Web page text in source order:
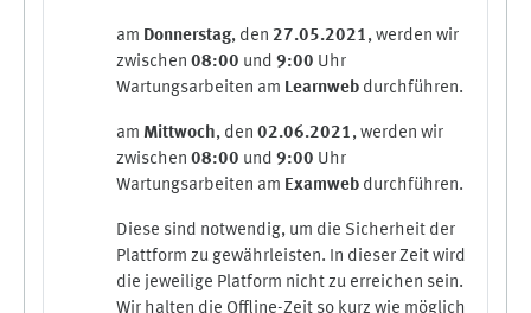
am Donnerstag, den 27.05.2021 , werden wir
zwischen 08:00 und 9:00 Uhr
Wartungsarbeiten am Learnweb durchführen.
am Mittwoch, den 02.06.2021 , werden wir
zwischen 08:00 und 9:00 Uhr
Wartungsarbeiten am Examweb durchführen.
Diese sind notwendig, um die Sicherheit der
Plattform zu gewährleisten. In dieser Zeit wird
die jeweilige Platform nicht zu erreichen sein.
Wir halten die Offline-Zeit so kurz wie möglich